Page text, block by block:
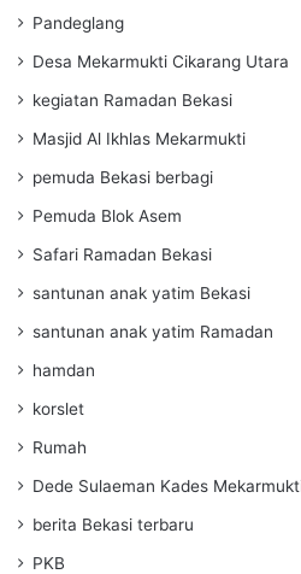
Pandeglang
Desa Mekarmukti Cikarang Utara
kegiatan Ramadan Bekasi
Masjid Al Ikhlas Mekarmukti
pemuda Bekasi berbagi
Pemuda Blok Asem
Safari Ramadan Bekasi
santunan anak yatim Bekasi
santunan anak yatim Ramadan
hamdan
korslet
Rumah
Dede Sulaeman Kades
berita Bekasi terbaru
PKB